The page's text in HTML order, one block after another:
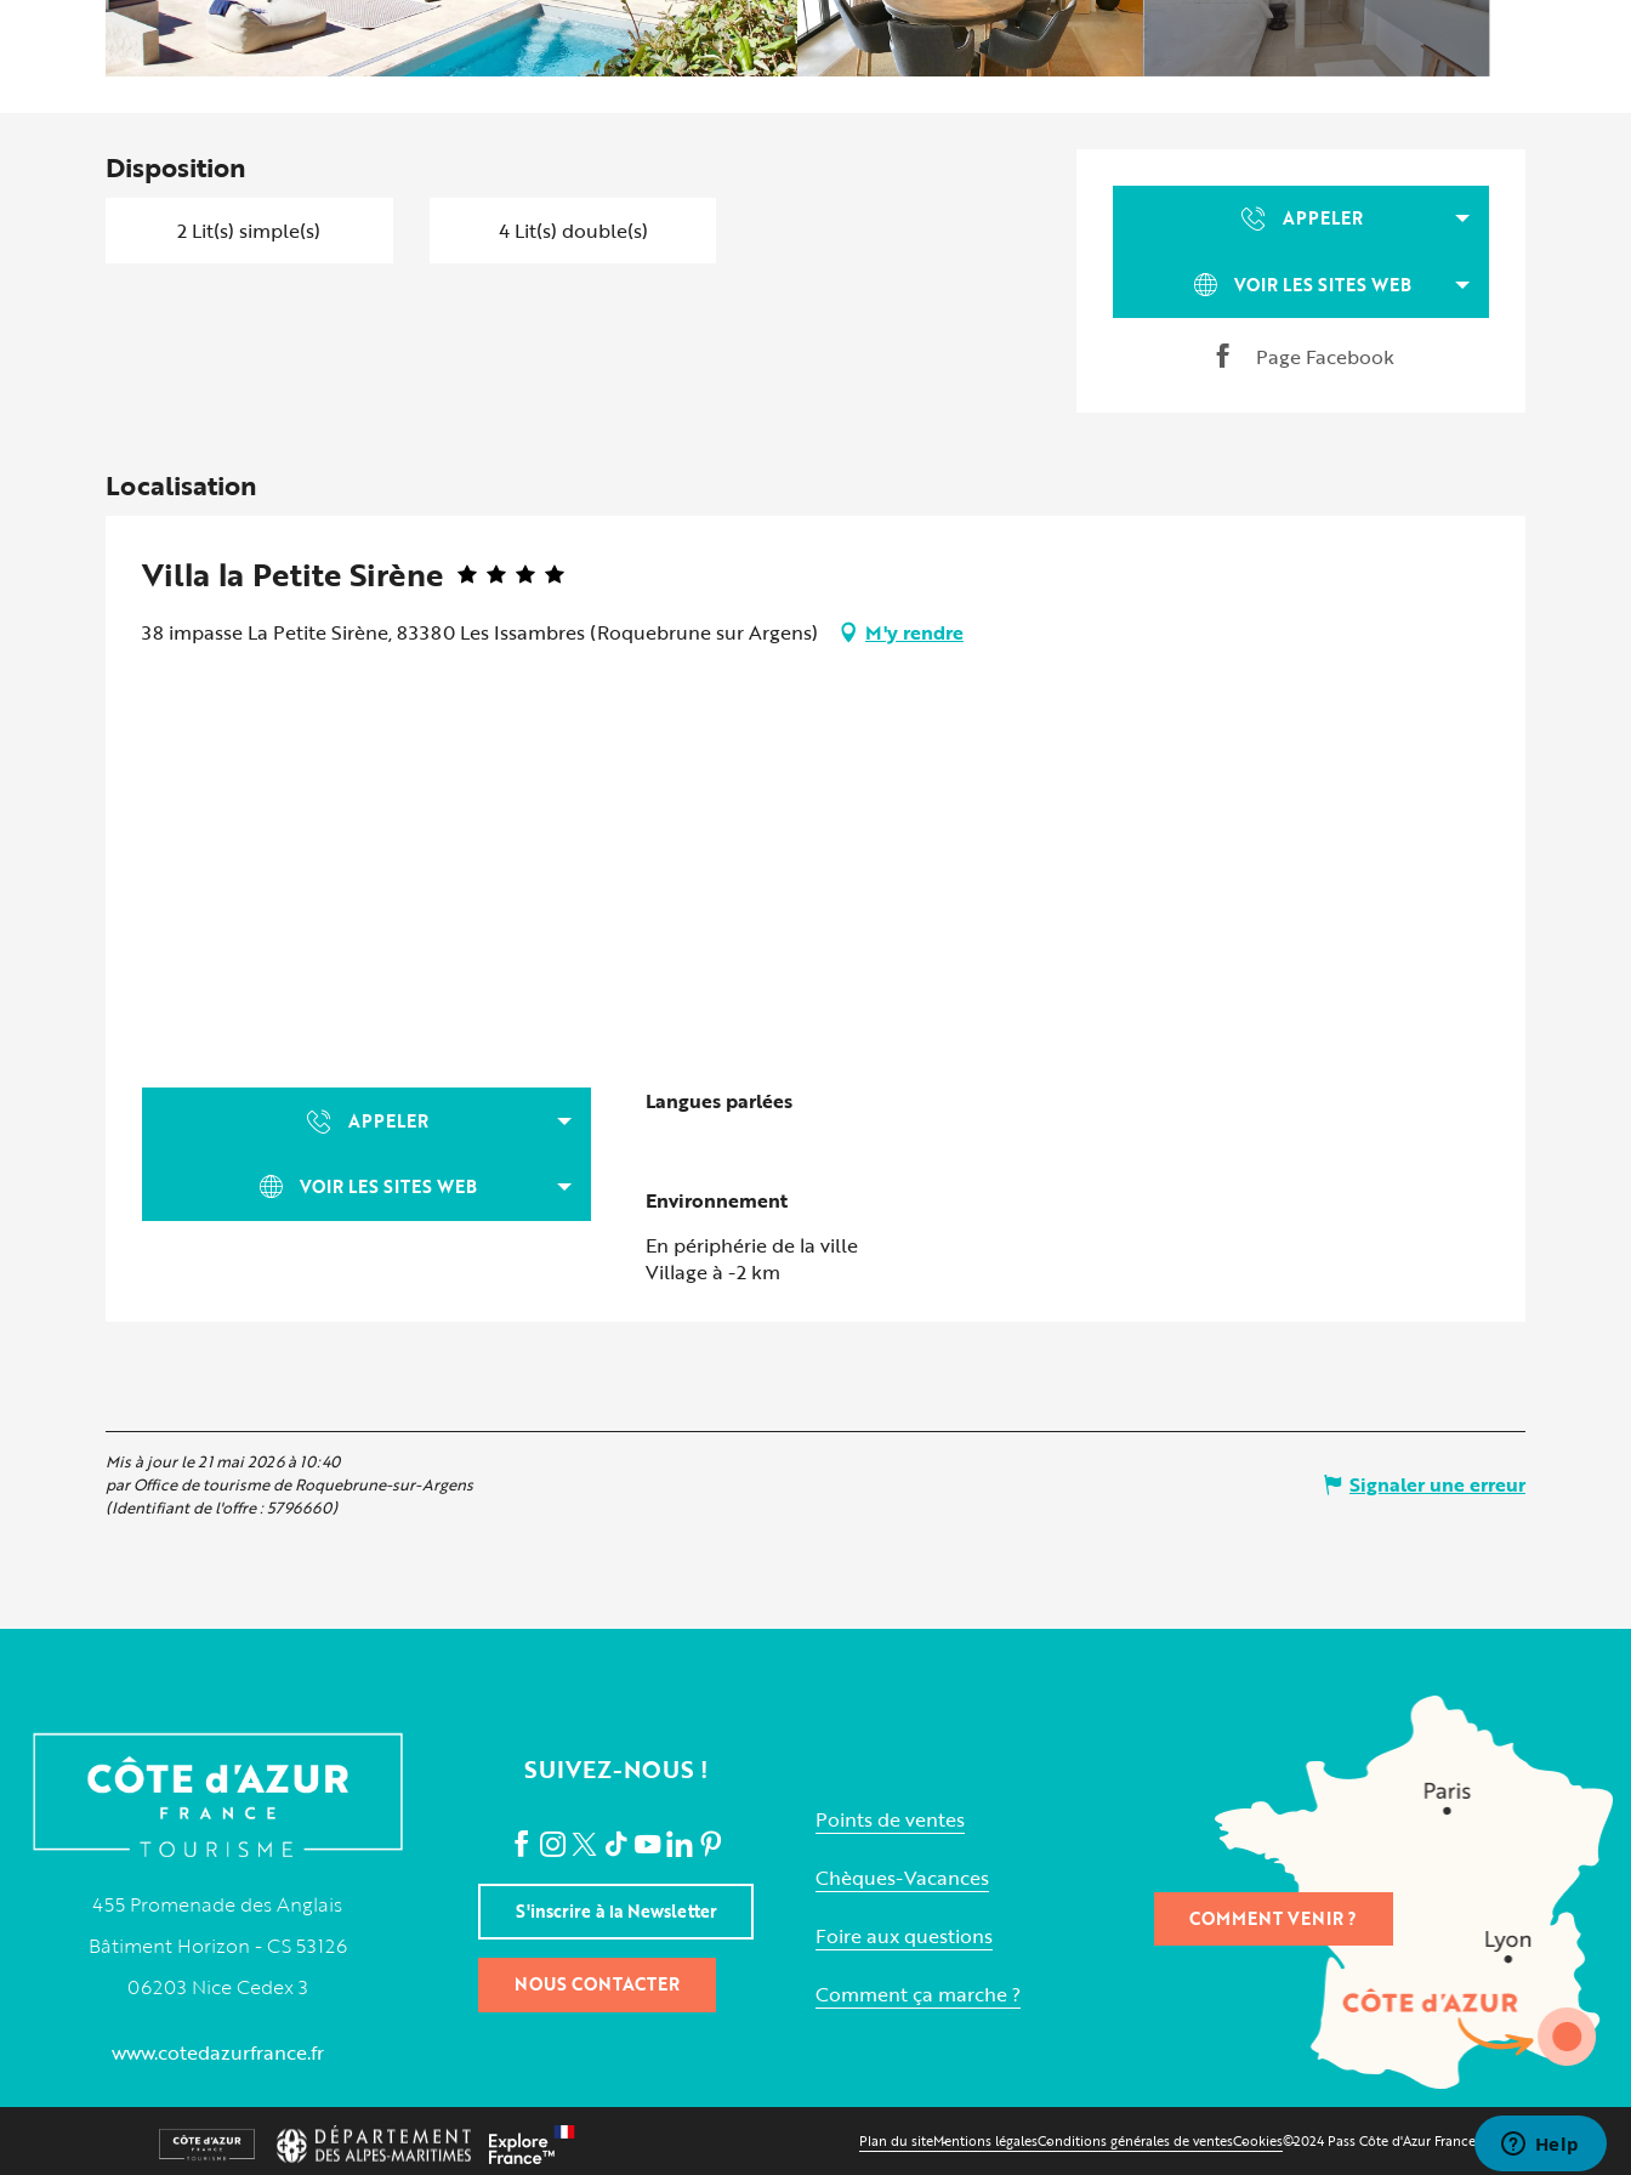
Ouverture et coordonnées
APPELER
VOIR LES SITES WEB
Page Facebook
Disposition
2 Lit(s) simple(s) 4 Lit(s) double(s)
Localisation
Villa la Petite Sirène
38 impasse La Petite Sirène, 83380 Les Issambres (Roquebrune sur Argens) M'y rendre
APPELER
VOIR LES SITES WEB
Langues parlées
Langues parlées
Environnement
Environnement
En périphérie de la ville
Village à -2 km
Mis à jour le 21 mai 2026 à 10:40
par Office de tourisme de Roquebrune-sur-Argens
(Identifiant de l'offre :5796660)
Signaler une erreur
455 Promenade des Anglais
Bâtiment Horizon - CS 53126
06203 Nice Cedex 3
www.cotedazurfrance.fr
SUIVEZ-NOUS !
S'inscrire à la Newsletter
NOUS CONTACTER
Points de ventes
Chèques-Vacances
Foire aux questions
Comment ça marche ?
COMMENT VENIR ?
Plan du siteMentions légalesConditions générales de ventesCookies©2024 Pass Côte d'Azur France